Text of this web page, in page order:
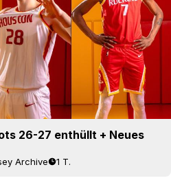
26-27 enthüllt + Neues
Archive 1 T.